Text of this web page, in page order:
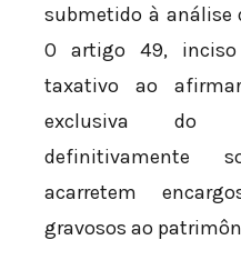
submetido à análise
O artigo 49,
taxativo ao
exclusiva do
definitivamente
acarretem
gravosos ao